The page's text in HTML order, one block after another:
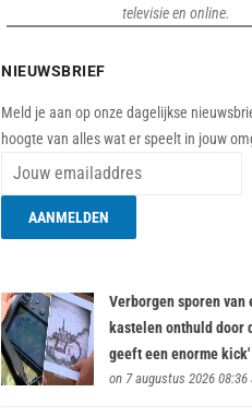
televisie en online.
NIEUWSBRIEF
Meld je aan op onze dagelijkse
hoogte van alles wat er speelt in jouw
Verborgen sporen van
kastelen onthuld door
geeft een enorme kick'
on 7 augustus 2026 08:36